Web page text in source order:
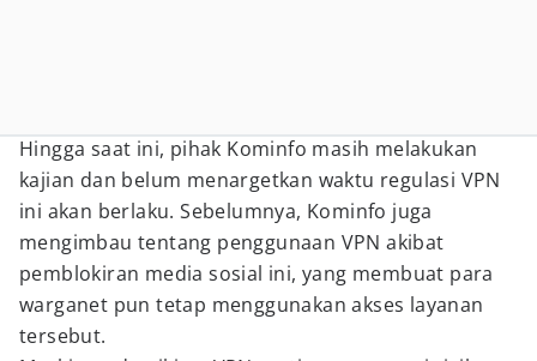
Hingga saat ini, pihak Kominfo masih melakukan
kajian dan belum menargetkan waktu regulasi VPN
ini akan berlaku. Sebelumnya, Kominfo juga
mengimbau tentang penggunaan VPN akibat
pemblokiran media sosial ini, yang membuat para
warganet pun tetap menggunakan akses layanan
tersebut.